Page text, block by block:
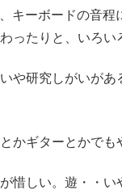
キーボードの音程
ったりと、いろい
や研究しがいがあ
かギターとかでも
惜しい。遊・・い